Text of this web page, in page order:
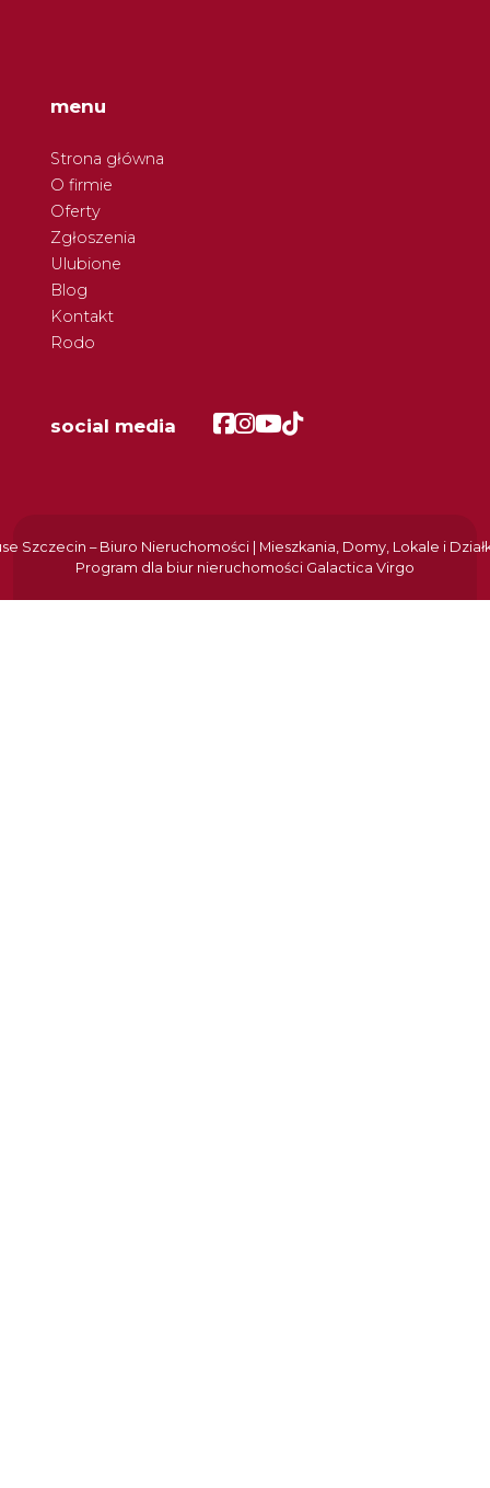
menu
Strona główna
O firmie
Oferty
Zgłoszenia
Ulubione
Blog
Kontakt
Rodo
social media Facebook
Facebook
Facebook
Facebook
Szczecin – Biuro Nieruchomości | Mieszkania, Domy, Lokale i
Program dla biur nieruchomości Galactica Virgo